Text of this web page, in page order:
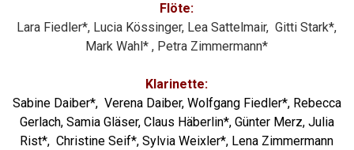
Flöte:
Lara Fiedler*, Lucia Kössinger, Lea Sattelmair, Gitti Stark*,
MarkWahl*, Petra Zimmermann*
Klarinette:
Sabine Daiber*, Verena Daiber, Wolfgang Fiedler*, Rebecca
Gerlach, Samia Gläser, Claus Häberlin*, Günter Merz, Julia
Rist*, Christine Seif*, Sylvia Weixler*, Lena Zimmermann